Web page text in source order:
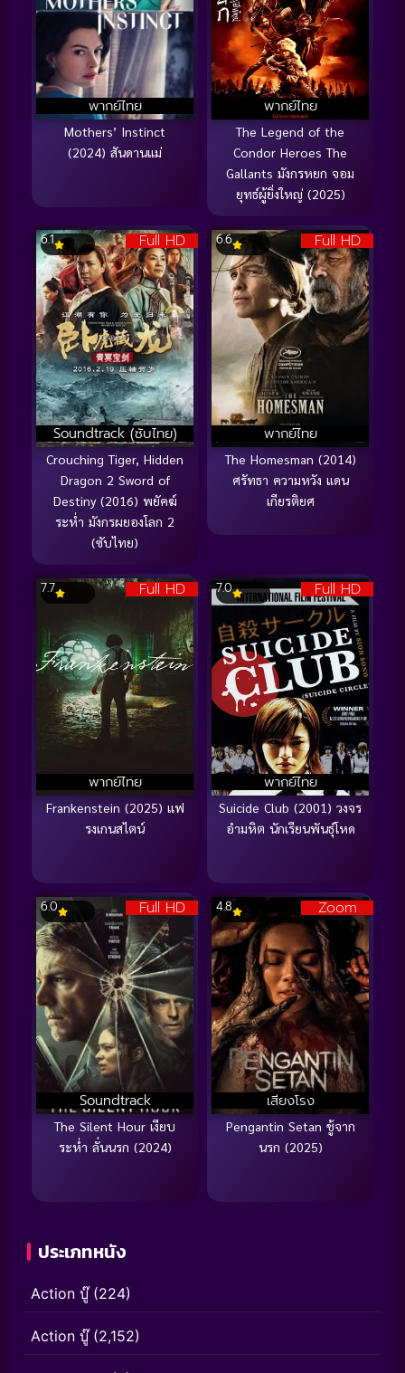
พากย์ไทย
Mothers’ Instinct
(2024) สันดานแม่
พากย์ไทย
The Legend of the
Condor Heroes The
Gallants มังกรหยก จอม
ยุทธ์ผู้ยิ่งใหญ่ (2025)
Full HD
Soundtrack (ซับไทย)
6.1
Crouching Tiger, Hidden
Dragon 2 Sword of
Destiny (2016) พยัคฆ์
ระห่ำ มังกรผยองโลก 2
(ซับไทย)
Full HD
พากย์ไทย
6.6
The Homesman (2014)
ศรัทธา ความหวัง แดน
เกียรติยศ
Full HD
พากย์ไทย
7.7
Frankenstein (2025) แฟ
รงเกนสไตน์
Full HD
พากย์ไทย
7.0
Suicide Club (2001) วงจร
อำมหิต นักเรียนพันธุ์โหด
Full HD
Soundtrack
6.0
The Silent Hour เงียบ
ระห่ำ ลั่นนรก (2024)
Zoom
เสียงโรง
4.8
Pengantin Setan ชู้จาก
นรก (2025)
ประเภทหนัง
Action บู๊(224)
Action บู๊(2,152)